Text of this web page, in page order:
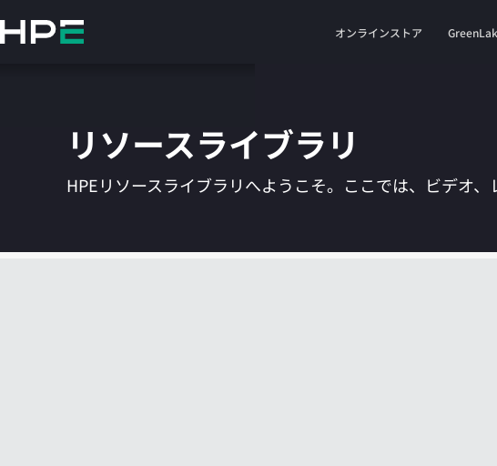
イ
ッ
オンラインストア
リソースライブラリ
HPEリソースライブラリへようこそ。ここでは、ビデオ